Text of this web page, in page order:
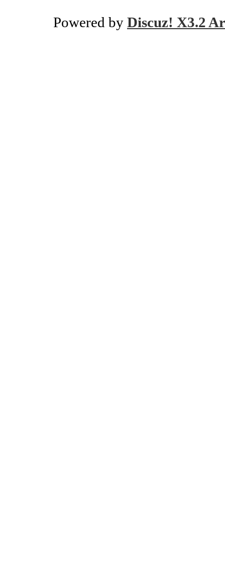
Powered by Discuz! X3.2